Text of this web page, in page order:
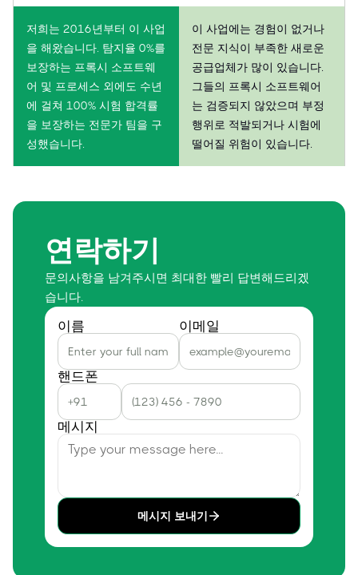
저희는 2016년부터 이 사업
을 해왔습니다. 탐지율 0%를
보장하는 프록시 소프트웨
어 및 프로세스 외에도 수년
에 걸쳐 100% 시험 합격률
을 보장하는 전문가 팀을 구
성했습니다.
이 사업에는 경험이 없거나
전문 지식이 부족한 새로운
공급업체가 많이 있습니다.
그들의 프록시 소프트웨어
는 검증되지 않았으며 부정
행위로 적발되거나 시험에
떨어질 위험이 있습니다.
연락하기
문의사항을 남겨주시면 최대한 빨리 답변해드리겠
습니다.
이름 이메일
핸드폰
메시지
메시지 보내기